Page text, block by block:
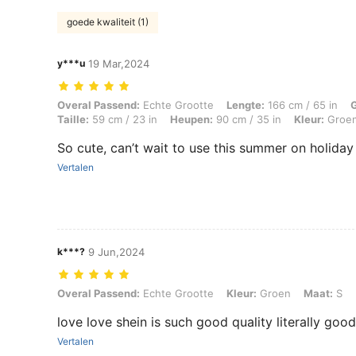
goede kwaliteit (1)
y***u 19 Mar,2024
Overal Passend: Echte Grootte, Lengte: 166 cm / 65 in, Gewicht:
Overal Passend: Echte Grootte Lengte: 166 cm / 65 in
Taille: 59 cm / 23 in Heupen: 90 cm / 35 in Kleur:
So cute, can’t wait to use this summer on holiday
Vertalen
k***? 9 Jun,2024
Overal Passend: Echte Grootte, Kleur: Groen, Maat: S
Overal Passend: Echte Grootte Kleur: Groen Maat: S
love love shein is such good quality literally
Vertalen